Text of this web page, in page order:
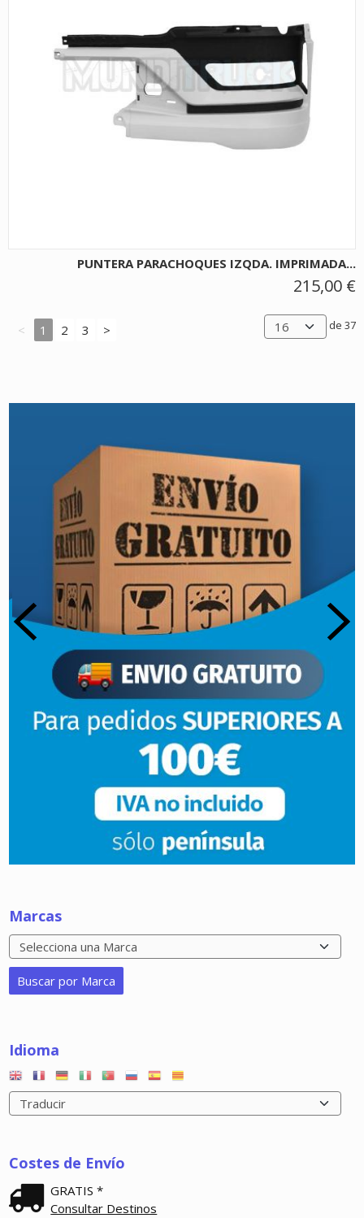
Marcas
Idioma
Costes de Envío
GRATIS *
Consultar Destinos
PUNTERA PARACHOQUES IZQDA. IMPRIMADA...
215,00 €
< 1 2 3 > de 37